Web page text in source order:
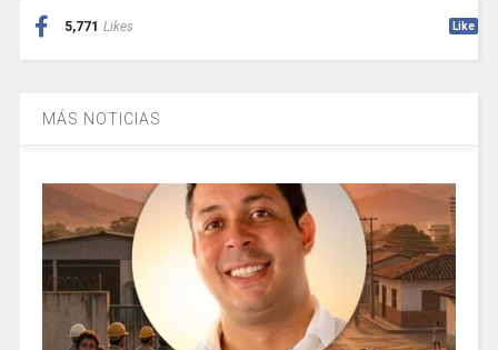
5,771 Likes Like
MÁS NOTICIAS